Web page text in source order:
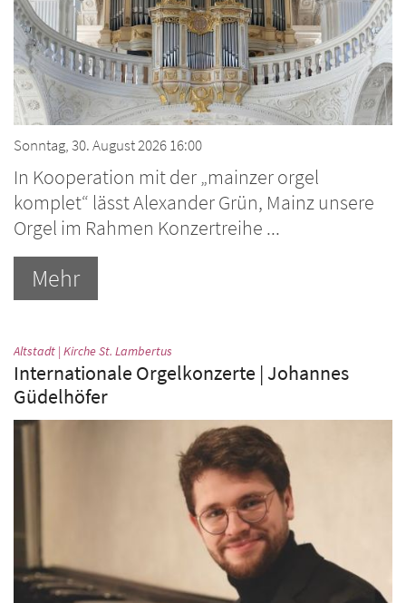
Sonntag, 30. August 2026 16:00
In Kooperation mit der „mainzer orgel
komplet“ lässt Alexander Grün, Mainz unsere
Orgel im Rahmen Konzertreihe ...
Mehr
Altstadt | Kirche St. Lambertus
Internationale Orgelkonzerte | Johannes
Güdelhöfer